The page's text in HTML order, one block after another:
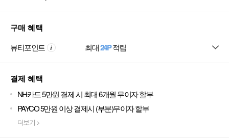
구매 혜택
뷰티포인트 최대24P적립
결제 혜택
NH카드 5만원 결제 시 최대 6개월 무이자 할부
PAYCO 5만원 이상 결제시 (부분)무이자 할부
더보기 >